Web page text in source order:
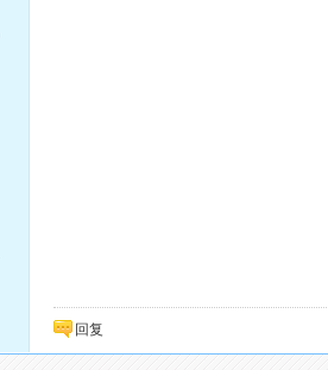
回复